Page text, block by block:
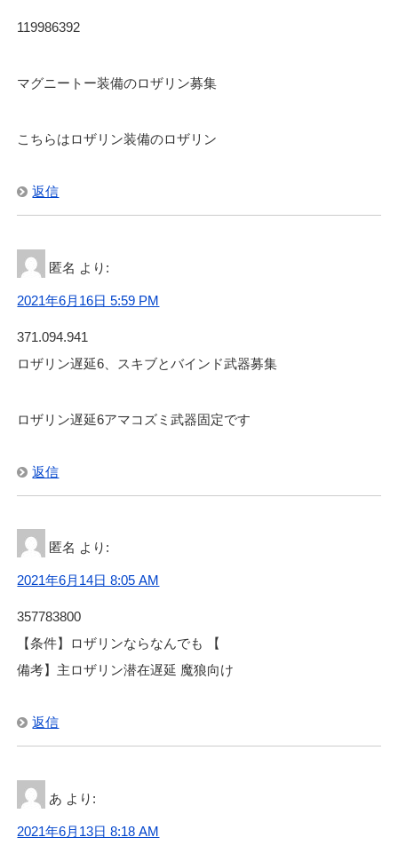
119986392
マグニートー装備のロザリン募集
こちらはロザリン装備のロザリン
返信
匿名 より:
2021年6月16日 5:59 PM
371.094.941
ロザリン遅延6、スキブとバインド武器募集
ロザリン遅延6アマコズミ武器固定です
返信
匿名 より:
2021年6月14日 8:05 AM
357783800
【条件】ロザリンならなんでも 【
備考】主ロザリン潜在遅延 魔狼向け
返信
あ より:
2021年6月13日 8:18 AM